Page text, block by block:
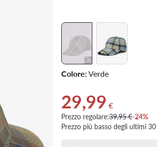
Colore:Verde
Prezzo attuale 29,99 €
29,99 €
Prezzo regolare:39,95 €-24%
Prezzo più basso degli ultimi